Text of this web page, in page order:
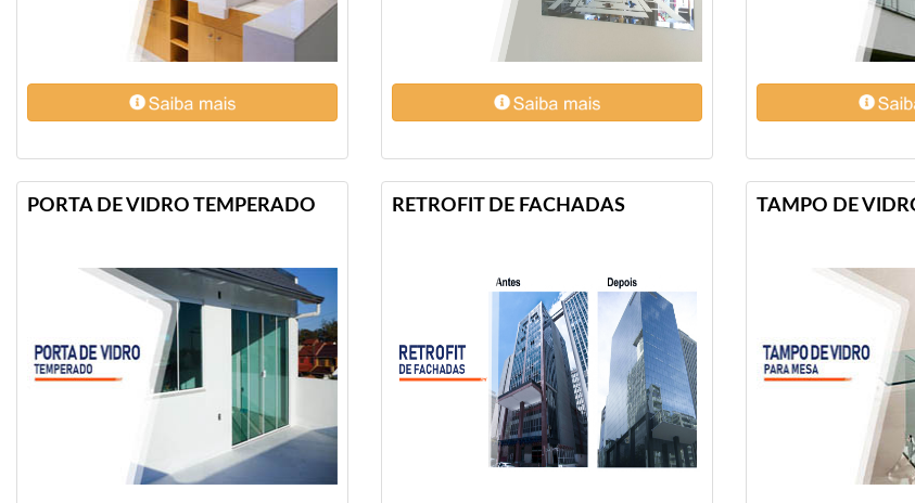
Vidraçaria
Mongaguá✔
Vidraçaria
Peruíbe✔
Vidraçaria
PORTA DE VIDRO TEMPERADO RETROFIT DE FACHADAS TAMPO DE